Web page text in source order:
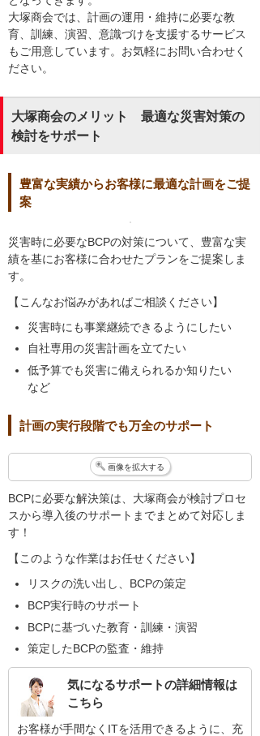
大塚商会では、計画の運用・維持に必要な教
育、訓練、演習、意識づけを支援するサービス
もご用意しています。お気軽にお問い合わせく
ださい。
大塚商会のメリット 最適な災害対策の
検討をサポート
豊富な実績からお客様に最適な計画をご提
案
災害時に必要なBCPの対策について、豊富な実
績を基にお客様に合わせたプランをご提案しま
す。
【こんなお悩みがあればご相談ください】
災害時にも事業継続できるようにしたい
自社専用の災害計画を立てたい
低予算でも災害に備えられるか知りたい
など
計画の実行段階でも万全のサポート
画像を拡大する
BCPに必要な解決策は、大塚商会が検討プロセ
スから導入後のサポートまでまとめて対応しま
す！
【このような作業はお任せください】
リスクの洗い出し、BCPの策定
BCP実行時のサポート
BCPに基づいた教育・訓練・演習
策定したBCPの監査・維持
気になるサポートの詳細情報は
こちら
お客様が手間なくITを活用できるように、充